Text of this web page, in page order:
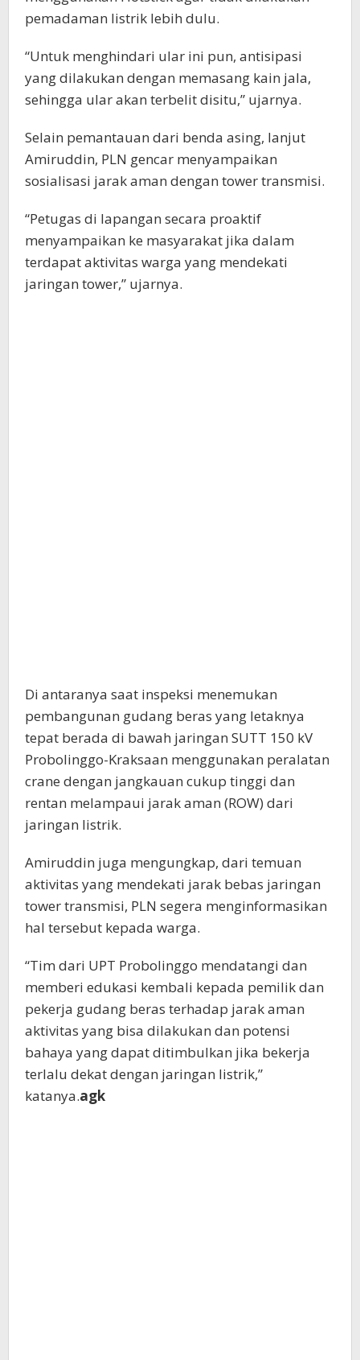
pemadaman listrik lebih dulu.
“Untuk menghindari ular ini pun, antisipasi
yang dilakukan dengan memasang kain jala,
sehingga ular akan terbelit disitu,” ujarnya.
Selain pemantauan dari benda asing, lanjut
Amiruddin, PLN gencar menyampaikan
sosialisasi jarak aman dengan tower transmisi.
“Petugas di lapangan secara proaktif
menyampaikan ke masyarakat jika dalam
terdapat aktivitas warga yang mendekati
jaringan tower,” ujarnya.
Di antaranya saat inspeksi menemukan
pembangunan gudang beras yang letaknya
tepat berada di bawah jaringan SUTT 150 kV
Probolinggo-Kraksaan menggunakan peralatan
crane dengan jangkauan cukup tinggi dan
rentan melampaui jarak aman (ROW) dari
jaringan listrik.
Amiruddin juga mengungkap, dari temuan
aktivitas yang mendekati jarak bebas jaringan
tower transmisi, PLN segera menginformasikan
hal tersebut kepada warga.
“Tim dari UPT Probolinggo mendatangi dan
memberi edukasi kembali kepada pemilik dan
pekerja gudang beras terhadap jarak aman
aktivitas yang bisa dilakukan dan potensi
bahaya yang dapat ditimbulkan jika bekerja
terlalu dekat dengan jaringan listrik,”
katanya.agk